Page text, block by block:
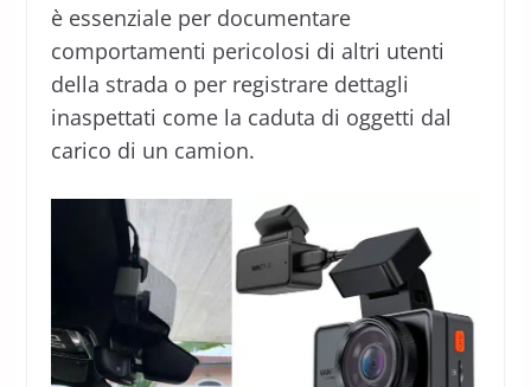
è essenziale per documentare
comportamenti pericolosi di altri utenti
della strada o per registrare dettagli
inaspettati come la caduta di oggetti dal
carico di un camion.